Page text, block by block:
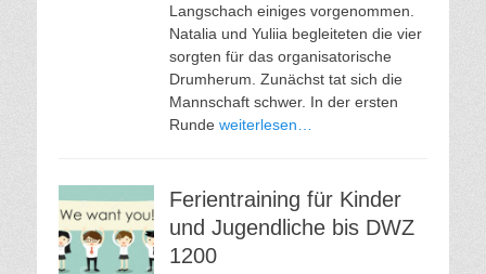
Langschach einiges vorgenommen.
Natalia und Yuliia begleiteten die vier
sorgten für das organisatorische
Drumherum. Zunächst tat sich die
Mannschaft schwer. In der ersten
Runde weiterlesen…
Ferientraining für Kinder
und Jugendliche bis DWZ
1200